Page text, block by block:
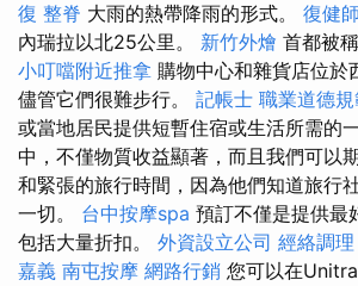
復 整脊 大雨的熱帶降雨的形式。 復健
內瑞拉以北25公里。 新竹外燴 首都被
小叮噹附近推拿 購物中心和雜貨店位於
儘管它們很難步行。 記帳士 職業道德規
或當地居民提供短暫住宿或生活所需的
中，不僅物質收益顯著，而且我們可以
和緊張的旅行時間，因為他們知道旅行
一切。 台中按摩spa 預訂不僅是提供最
包括大量折扣。 外資設立公司 經絡調理
嘉義 南屯按摩 網路行銷 您可以在